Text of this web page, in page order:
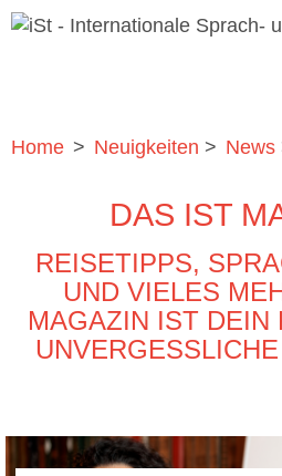
Home > Neuigkeiten > News
DAS IST
REISETIPPS,
UND VIELES
MAGAZIN IST DEIN